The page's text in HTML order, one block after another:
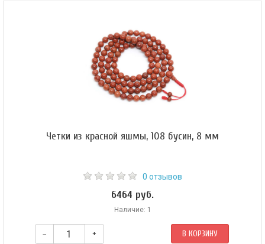
Четки из красной яшмы, 108 бусин, 8 мм
0 отзывов
6464 руб.
Наличие: 1
– + В КОРЗИНУ